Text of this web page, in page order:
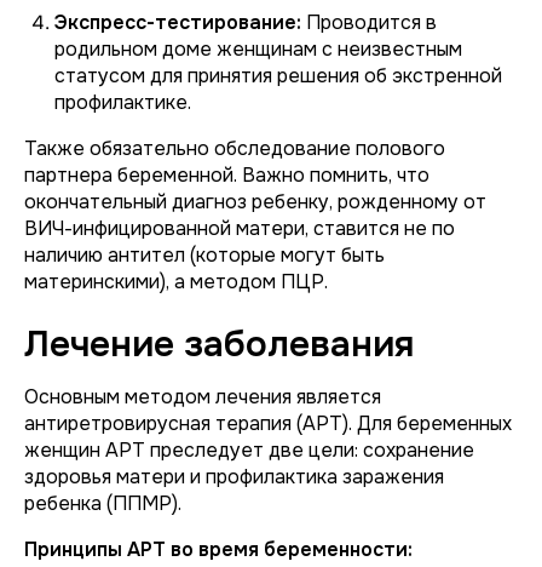
Экспресс-тестирование: Проводится в
родильном доме женщинам с неизвестным
статусом для принятия решения об экстренной
профилактике.
Также обязательно обследование полового
партнера беременной. Важно помнить, что
окончательный диагноз ребенку, рожденному от
ВИЧ-инфицированной матери, ставится не по
наличию антител (которые могут быть
материнскими), а методом ПЦР.
Лечение заболевания
Основным методом лечения является
антиретровирусная терапия (АРТ). Для беременных
женщин АРТ преследует две цели: сохранение
здоровья матери и профилактика заражения
ребенка (ППМР).
Принципы АРТ во время беременности: